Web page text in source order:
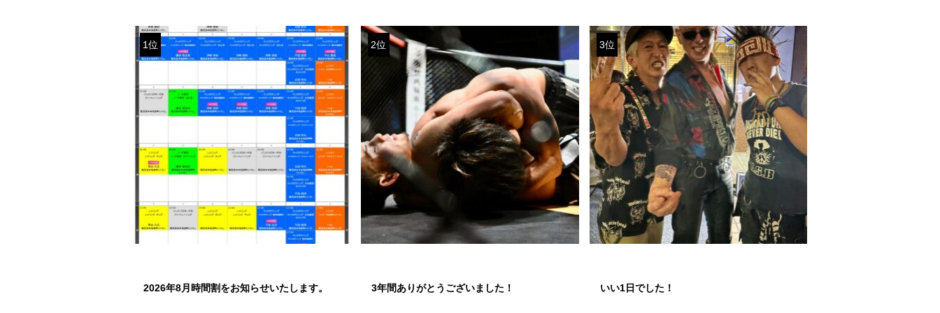
1位
2026年8月時間割をお知らせいたします。
2位
3年間ありがとうございました！
3位
いい1日でした！